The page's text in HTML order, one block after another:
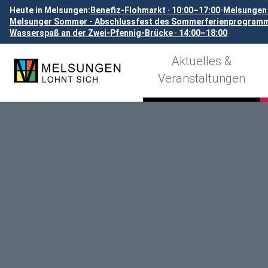
Heute in Melsungen: Benefiz-Flohmarkt · 10:00–17:00•
Melsunger Sommer - Abschlussfest des
Wasserspaß an der Zwei-Pfennig-Brücke · 14:00–18:00
Aktuelles &
Veranstaltungen